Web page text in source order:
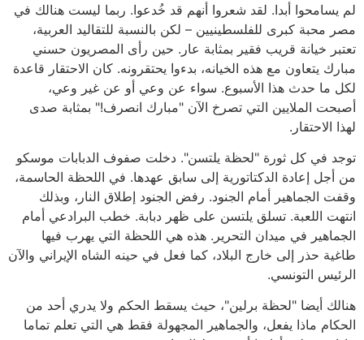
لم يسامحوا أبدا. لقد شعروا أنهم قد خُدعوا. ربما ليست هنالك في
مصر محبة كبرى للفلسطينيين – لكن بالنسبة للتقاليد العربية،
تعتبر خيانة قريب فقير بمثابة عار. حين رأى المصريون حسني
مبارك يتعاون مع هذه الخيانه، بدءوا يحتقرونه. كان الاحتقار قاعدة
لكل ما حدث هذا الأسبوع. سواء عن وعي أو عن غير وعي،
أصبحت الملايين التي تصرخ الآن "مبارك انصرف!" بمثابة صدى
لهذا الاحتقار.
توجد في كل ثورة "لحظة يلتسن". دخلت صفوف الدبابات موسكو
من أجل إعادة الدكتاتورية إلى سابق عهدها. في اللحظة الحاسمة،
وقفت الجماهير أمام الجنود. رفض الجنود إطلاق النار، وبذلك
انتهت اللعبة. تسلق يلتسن على ظهر دبابة. خطب البرادعي أمام
الجماهير في ميدان التحرير. هذه هي اللحظة التي يهرب فيها
طاغية حذر إلى خارج البلاد، كما فعل في حينه الشاه الإيراني والآن
الرئيس التونسي.
هنالك أيضا "لحظة برلين"، حيث يسقط الحكم ولا يدري أحد من
الحكام ماذا يفعل، والجماهير المجهولة فقط هي التي تعلم تماما